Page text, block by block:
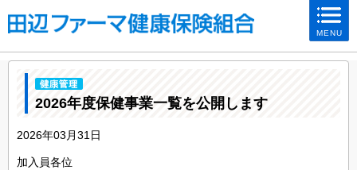
MENU
2026年度保健事業一覧を公開します
2026年03月31日
加入員各位